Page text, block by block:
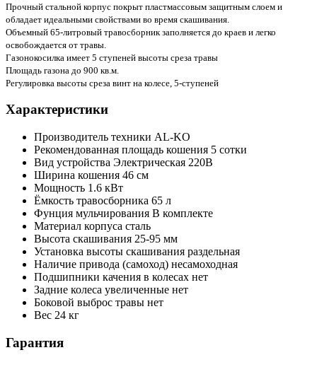
Прочный стальной корпус покрыт пластмассовым защитным слоем и
обладает идеальными свойствами во время скашивания.
Объемный 65-литровый травосборник заполняется до краев и легко
освобождается от травы.
Газонокосилка имеет 5 ступеней высоты среза травы
Площадь газона до 900 кв.м.
Регулировка высоты среза винт на колесе, 5-ступеней
Характеристики
Производитель техники AL-KO
Рекомендованная площадь кошения 5 сотки
Вид устройства Электрическая 220В
Ширина кошения 46 см
Мощность 1.6 кВт
Ёмкость травосборника 65 л
Фунция мульчирования В комплекте
Материал корпуса сталь
Высота скашивания 25-95 мм
Установка высоты скашивания раздельная
Наличие привода (самоход) несамоходная
Подшипники качения в колесах нет
Задние колеса увеличенные нет
Боковой выброс травы нет
Вес 24 кг
Гарантия